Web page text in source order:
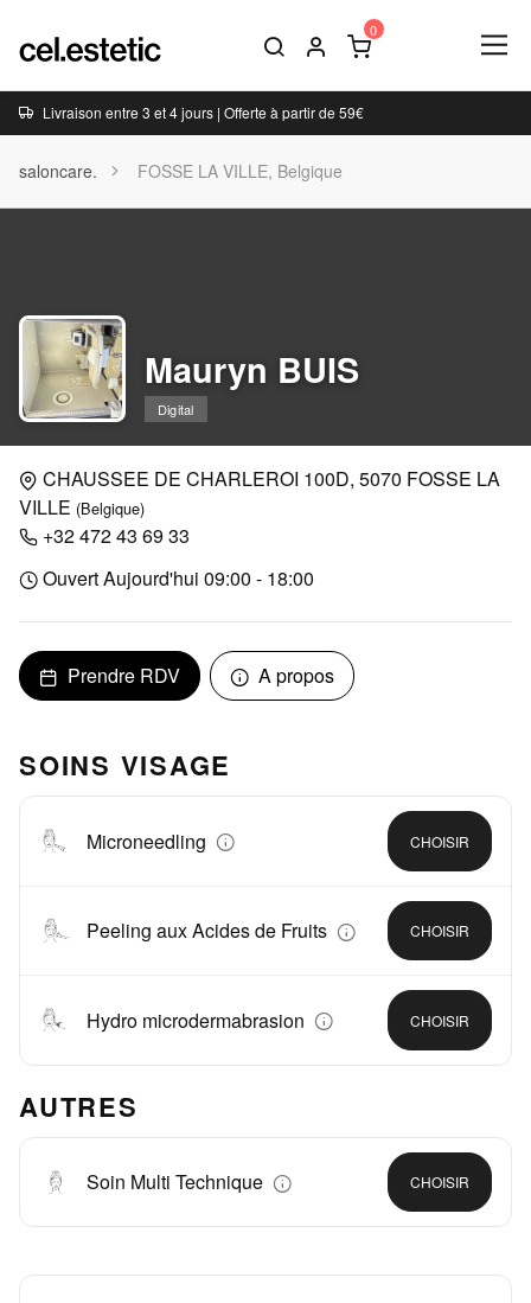
Livraison entre 3 et 4 jours | Offerte à partir de 59€
saloncare. FOSSE LA VILLE, Belgique
Mauryn BUIS
Digital
CHAUSSEE DE CHARLEROI 100D, 5070 FOSSE LA
VILLE (Belgique)
+32 472 43 69 33
Ouvert Aujourd'hui 09:00 - 18:00
Prendre RDV A propos
SOINS VISAGE
Microneedling CHOISIR
Peeling aux Acides de Fruits CHOISIR
Hydro microdermabrasion CHOISIR
AUTRES
Soin Multi Technique CHOISIR